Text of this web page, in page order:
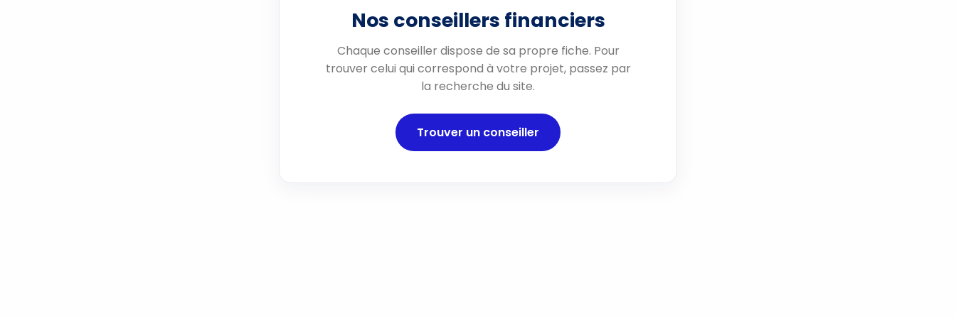
Nos conseillers financiers
Chaque conseiller dispose de sa propre fiche. Pour
trouver celui qui correspond à votre projet, passez par
la recherche du site.
Trouver un conseiller